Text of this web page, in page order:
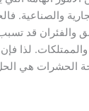
والصناعية.
والفئران قد
لذا فإن
هي الحل